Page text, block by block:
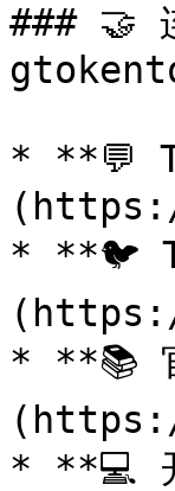
### 🤝
* **💬
* **🐦
* **📚
* **💻